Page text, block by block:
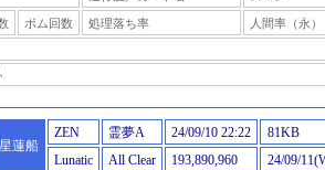
ボム回数 処理落ち率
人間率（永
星蓮船
ZEN 霊夢A 24/09/10 22:22
81KB
Lunatic
All Clear 193,890,960
24/09/